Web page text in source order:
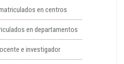
en centros
en departamentos
e investigador